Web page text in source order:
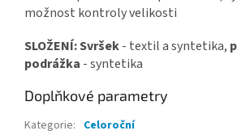
možnost kontroly velikosti
SLOŽENÍ: Svršek- textil a syntetika,
podrážka - syntetika
Doplňkové parametry
Kategorie: Celoroční